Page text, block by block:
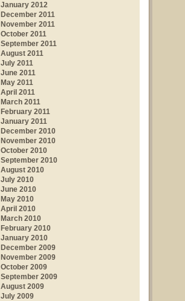
January 2012
December 2011
November 2011
October 2011
September 2011
August 2011
July 2011
June 2011
May 2011
April 2011
March 2011
February 2011
January 2011
December 2010
November 2010
October 2010
September 2010
August 2010
July 2010
June 2010
May 2010
April 2010
March 2010
February 2010
January 2010
December 2009
November 2009
October 2009
September 2009
August 2009
July 2009